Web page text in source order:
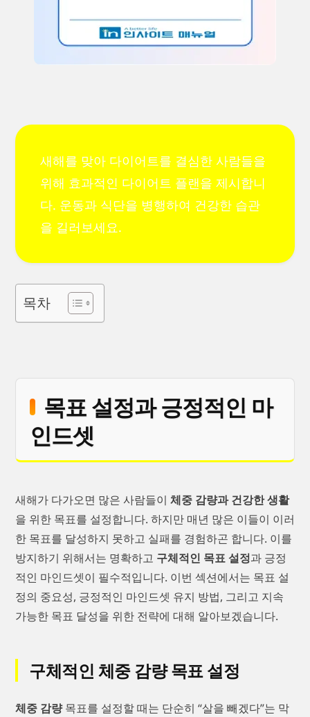
새해를 맞아 다이어트를 결심한 사람들을
위해 효과적인 다이어트 플랜을 제시합니
다. 운동과 식단을 병행하여 건강한 습관
을 길러보세요.
목차
목표 설정과 긍정적인 마
인드셋
새해가 다가오면 많은 사람들이 체중 감량과 건강한 생활
을 위한 목표를 설정합니다. 하지만 매년 많은 이들이 이러
한 목표를 달성하지 못하고 실패를 경험하곤 합니다. 이를
방지하기 위해서는 명확하고 구체적인 목표 설정과 긍정
적인 마인드셋이 필수적입니다. 이번 섹션에서는 목표 설
정의 중요성, 긍정적인 마인드셋 유지 방법, 그리고 지속
가능한 목표 달성을 위한 전략에 대해 알아보겠습니다.
구체적인 체중 감량 목표 설정
체중 감량목표를 설정할 때는 단순히 “살을 빼겠다”는 막